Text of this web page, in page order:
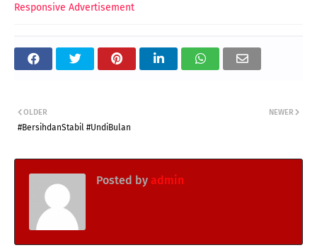
Responsive Advertisement
NEWER
OLDER
#BersihdanStabil #UndiBulan
Posted by admin